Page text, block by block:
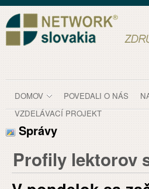
Profily lektorov
DOMOV POVEDALI O NÁS
VZDELÁVACÍ PROJEKT
Správy
Profily lektorov